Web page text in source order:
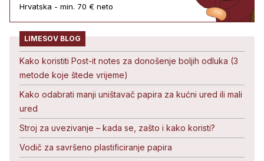
Hrvatska - min. 70 € neto
LIMESOV BLOG
Kako koristiti Post-it notes za donošenje boljih odluka (3
metode koje štede vrijeme)
Kako odabrati manji uništavač papira za kućni ured ili mali
ured
Stroj za uvezivanje – kada se, zašto i kako koristi?
Vodič za savršeno plastificiranje papira